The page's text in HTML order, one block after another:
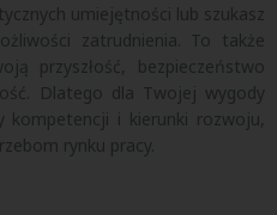
umiejętności lub szukasz
zatrudnienia. To także
przyszłość, bezpieczeństwo
Dlatego dla Twojej wygody
i kierunki rozwoju,
rynku pracy.